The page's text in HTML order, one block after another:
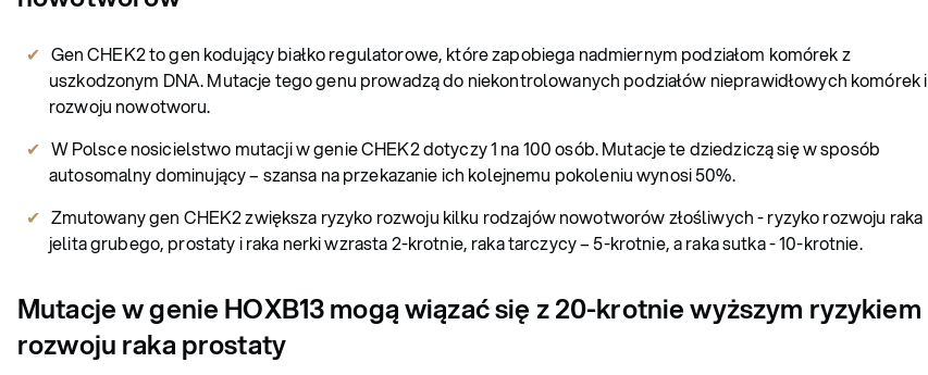
Gen CHEK2 to gen kodujący białko regulatorowe, które zapobiega nadmiernym podziałom komórek z
uszkodzonym DNA. Mutacje tego genu prowadzą do niekontrolowanych podziałów nieprawidłowych komórek i
rozwoju nowotworu.
W Polsce nosicielstwo mutacji w genie CHEK2 dotyczy 1 na 100 osób. Mutacje te dziedziczą się w sposób
autosomalny dominujący – szansa na przekazanie ich kolejnemu pokoleniu wynosi 50%.
Zmutowany gen CHEK2 zwiększa ryzyko rozwoju kilku rodzajów nowotworów złośliwych - ryzyko rozwoju raka
jelita grubego, prostaty i raka nerki wzrasta 2-krotnie, raka tarczycy – 5-krotnie, a raka sutka - 10-krotnie.
Mutacje w genie HOXB13 mogą wiązać się z 20-krotnie wyższym ryzykiem
rozwoju raka prostaty